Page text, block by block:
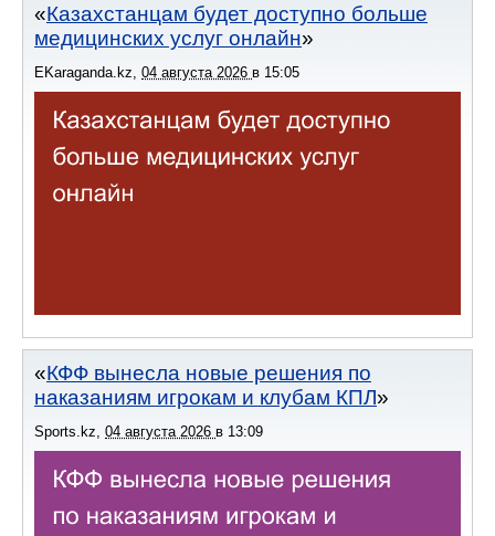
Казахстанцам будет доступно больше
медицинских услуг онлайн
EKaraganda.kz, 04 августа 2026 в 15:05
КФФ вынесла новые решения по
наказаниям игрокам и клубам КПЛ
Sports.kz 04 августа 2026 в 13:09